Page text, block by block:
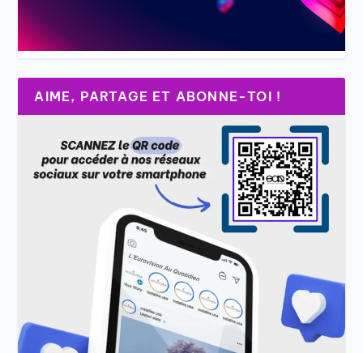
AIME, PARTAGE ET ABONNE-TOI !